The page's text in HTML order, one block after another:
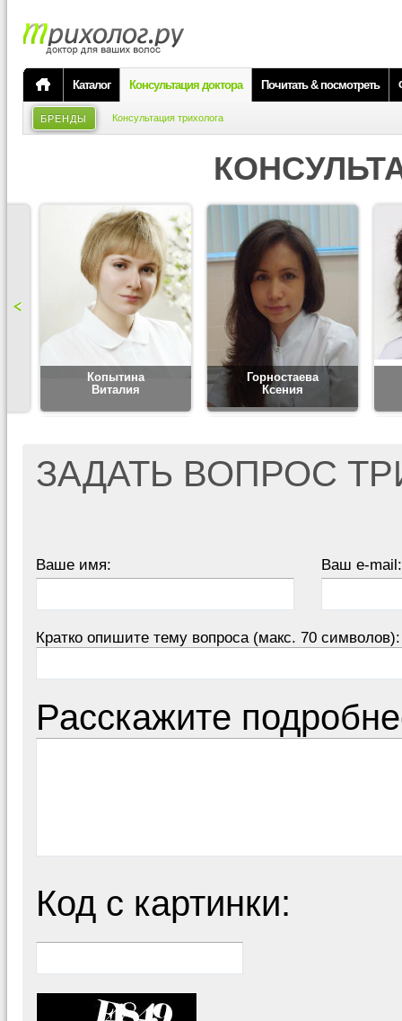
Каталог Консультация доктора Почитать & посмотреть
БРЕНДЫ Консультация трихолога
Копытина
Виталия
Горностаева
Ксения
ЗАДАТЬ ВОПРОС
Ваше имя: Ваш e-mail:
Кратко опишите тему вопроса (макс. 70 символов):
Расскажите
Код с картинки: